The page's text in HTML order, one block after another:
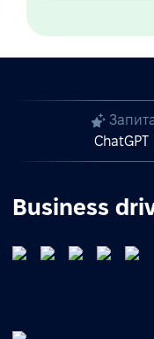
ChatGPT
Business